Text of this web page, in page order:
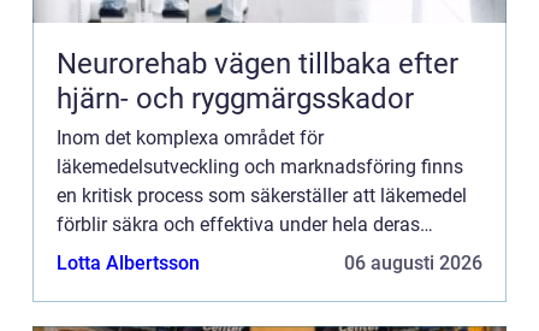
Neurorehab vägen tillbaka efter
hjärn- och ryggmärgsskador
Inom det komplexa området för
läkemedelsutveckling och marknadsföring finns
en kritisk process som säkerställer att läkemedel
förblir säkra och effektiva under hela deras
livscykel. Denna process, kä...
Lotta Albertsson 06 augusti 2026